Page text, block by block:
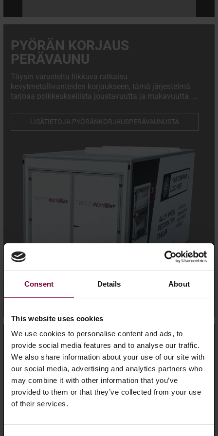
Consent Details About
This website uses cookies
We use cookies to personalise content and ads, to
provide social media features and to analyse our traffic.
We also share information about your use of our site with
our social media, advertising and analytics partners who
may combine it with other information that you’ve
provided to them or that they’ve collected from your use
of their services.
PYÖRÄN KORJAUS
PERÄVAUNU
Täysin varusteltu liikkuva ratkaisu
kevytmetallivanteiden korjaukseen, tämä järjestelmä
tarjoaa poikkeuksellista joustavuutta ja mukavuutta. Se
teknikot voivat suorittaa korkealaatuisia korjauksia
suoraan paikan päällä, minimoida seisokkiajan ja
LISÄTIETOJA PYÖRÄNKORJAUSPERÄVAUNUSTA
KULUTUSTARVIKKEET JA
TARVIKKEET
Tutustu Wheel Restore- ja HBC System -maalaus- ja
korjausjärjestelmien tarvikkeisiin ja lisävarusteisiin.
Jokainen tuote on valittu huolellisesti täyttämään
korkeimmat laatu-, luotettavuus- ja